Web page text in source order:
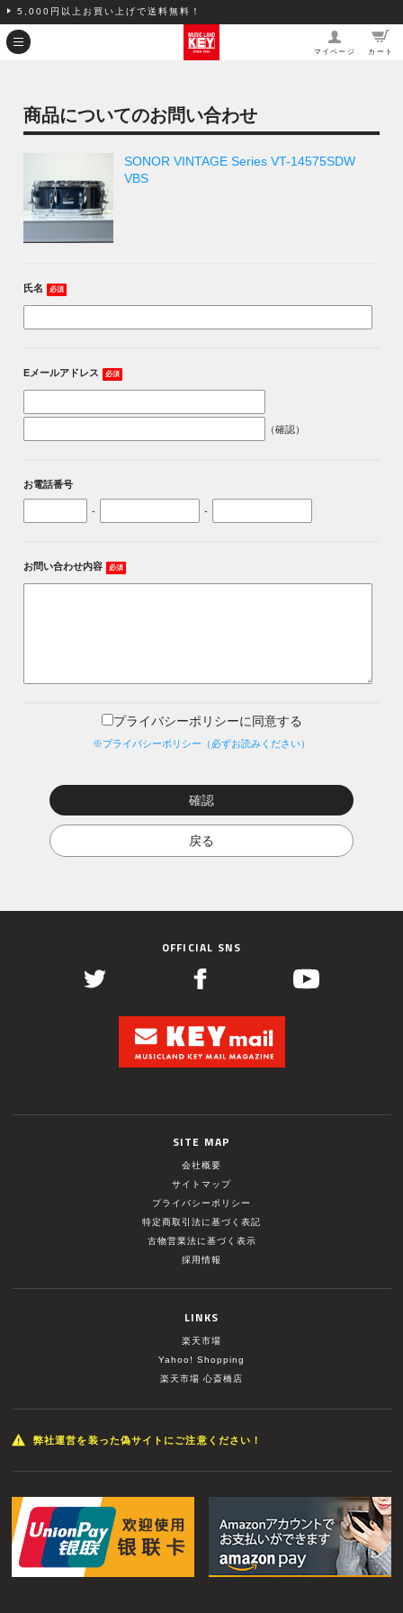
5,000円以上お買い上げで送料無料！
マイページ カート
商品についてのお問い合わせ
SONOR VINTAGE Series VT-14575SDW
VBS
氏名 必須
Eメールアドレス 必須
（確認）
お電話番号
- -
お問い合わせ内容 必須
プライバシーポリシーに同意する
※プライバシーポリシー（必ずお読みください）
OFFICIAL SNS
SITE MAP
会社概要
サイトマップ
プライバシーポリシー
特定商取引法に基づく表記
古物営業法に基づく表示
採用情報
LINKS
楽天市場
Yahoo! Shopping
楽天市場 心斎橋店
弊社運営を装った偽サイトにご注意ください！